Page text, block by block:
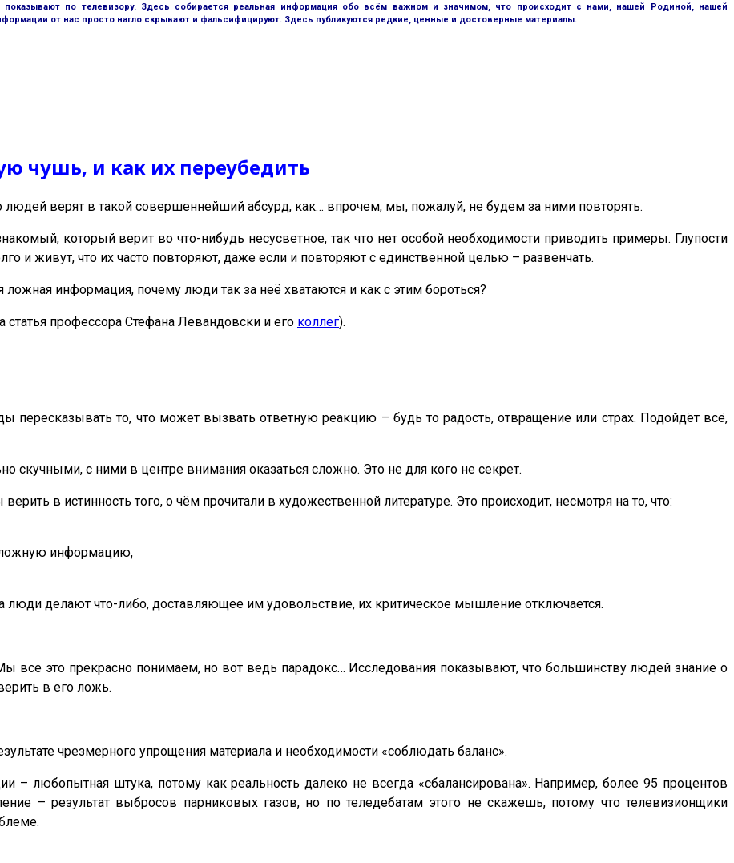
по телевизору. Здесь собирается реальная информация обо всём важном и значимом, что происходит с нами, нашей Родиной, нашей
от нас просто нагло скрывают и фальсифицируют. Здесь публикуются редкие, ценные и достоверные материалы.
чушь, и как их переубедить
людей верят в такой совершеннейший абсурд, как… впрочем, мы, пожалуй, не будем за ними повторять.
который верит во что-нибудь несусветное, так что нет особой необходимости приводить примеры. Глупости
и живут, что их часто повторяют, даже если и повторяют с единственной целью – развенчать.
ложная информация, почему люди так за неё хватаются и как с этим бороться?
статья профессора Стефана Левандовски и его коллег).
то, что может вызвать ответную реакцию – будь то радость, отвращение или страх. Подойдёт всё,
скучными, с ними в центре внимания оказаться сложно. Это не для кого не секрет.
в истинность того, о чём прочитали в художественной литературе. Это происходит, несмотря на то, что:
ложную информацию,
люди делают что-либо, доставляющее им удовольствие, их критическое мышление отключается.
все это прекрасно понимаем, но вот ведь парадокс… Исследования показывают, что большинству людей знание о
в его ложь.
чрезмерного упрощения материала и необходимости «соблюдать баланс».
– любопытная штука, потому как реальность далеко не всегда «сбалансирована». Например, более 95 процентов
– результат выбросов парниковых газов, но по теледебатам этого не скажешь, потому что телевизионщики